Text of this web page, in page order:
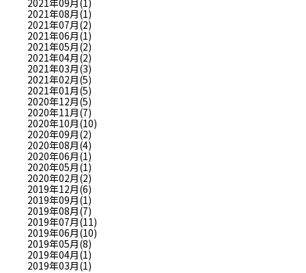
2021年08月(1)
2021年07月(2)
2021年06月(1)
2021年05月(2)
2021年04月(2)
2021年03月(3)
2021年02月(5)
2021年01月(5)
2020年12月(5)
2020年11月(7)
2020年10月(10)
2020年09月(2)
2020年08月(4)
2020年06月(1)
2020年05月(1)
2020年02月(2)
2019年12月(6)
2019年09月(1)
2019年08月(7)
2019年07月(11)
2019年06月(10)
2019年05月(8)
2019年04月(1)
2019年03月(1)